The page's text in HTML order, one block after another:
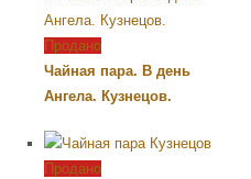
Продано
Чайная пара. В день
Ангела. Кузнецов.
Продано